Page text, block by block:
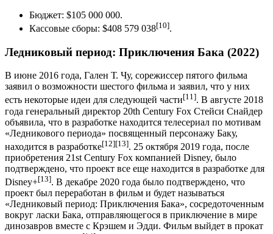
Бюджет: $105 000 000.
Кассовые сборы: $408 579 038[10].
Ледниковый период: Приключения Бака (2022)
В июне 2016 года, Гален Т. Чу, сорежиссер пятого фильма
заявил о возможности шестого фильма и заявил, что у них
есть некоторые идеи для следующей части[11]. В августе 2018
года генеральный директор 20th Century Fox Стейси Снайдер
объявила, что в разработке находится телесериал по мотивам
«Ледникового периода» посвященный персонажу Баку,
находится в разработке[12][13]. 25 октября 2019 года, после
приобретения 21st Century Fox компанией Disney, было
подтверждено, что проект все еще находится в разработке для
Disney+[13]. В декабре 2020 года было подтверждено, что
проект был переработан в фильм и будет называться
«Ледниковый период: Приключения Бака», сосредоточенным
вокруг ласки Бака, отправляющегося в приключение в мире
динозавров вместе с Крэшем и Эдди. Фильм выйдет в прокат